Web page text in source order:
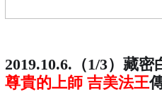
2019.10.6.（1/3）藏
尊貴的上師 吉美法王